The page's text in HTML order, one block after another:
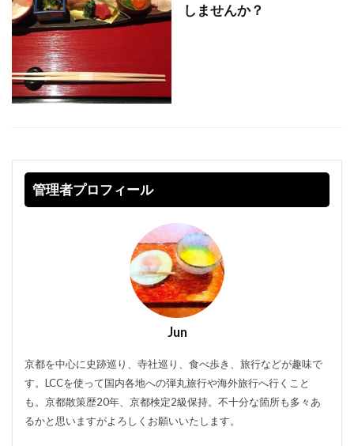
しませんか？
管理者プロフィール
Jun
京都を中心に史跡巡り、寺社巡り、食べ歩き、旅行などが趣味で
す。LCCを使って国内各地への弾丸旅行や海外旅行へ行くこと
も。京都散策歴20年、京都検定2級保持。不十分な箇所も多々あ
るかと思いますがよろしくお願いいたします。